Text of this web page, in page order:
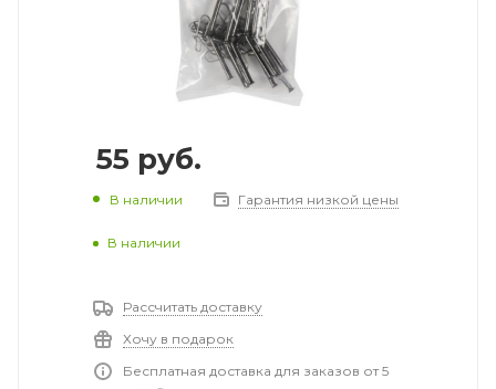
55 руб.
В наличии Гарантия низкой цены
В наличии
Рассчитать доставку
Хочу в подарок
Бесплатная доставка для заказов от 5